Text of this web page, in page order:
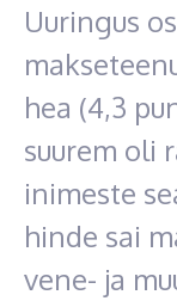
Uuringus
hea (4,3
suurem oli
inimeste
hinde sai
vene- ja